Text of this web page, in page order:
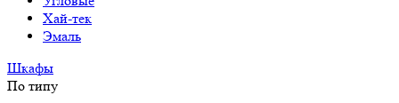
Хай-тек
Эмаль
Шкафы
По типу